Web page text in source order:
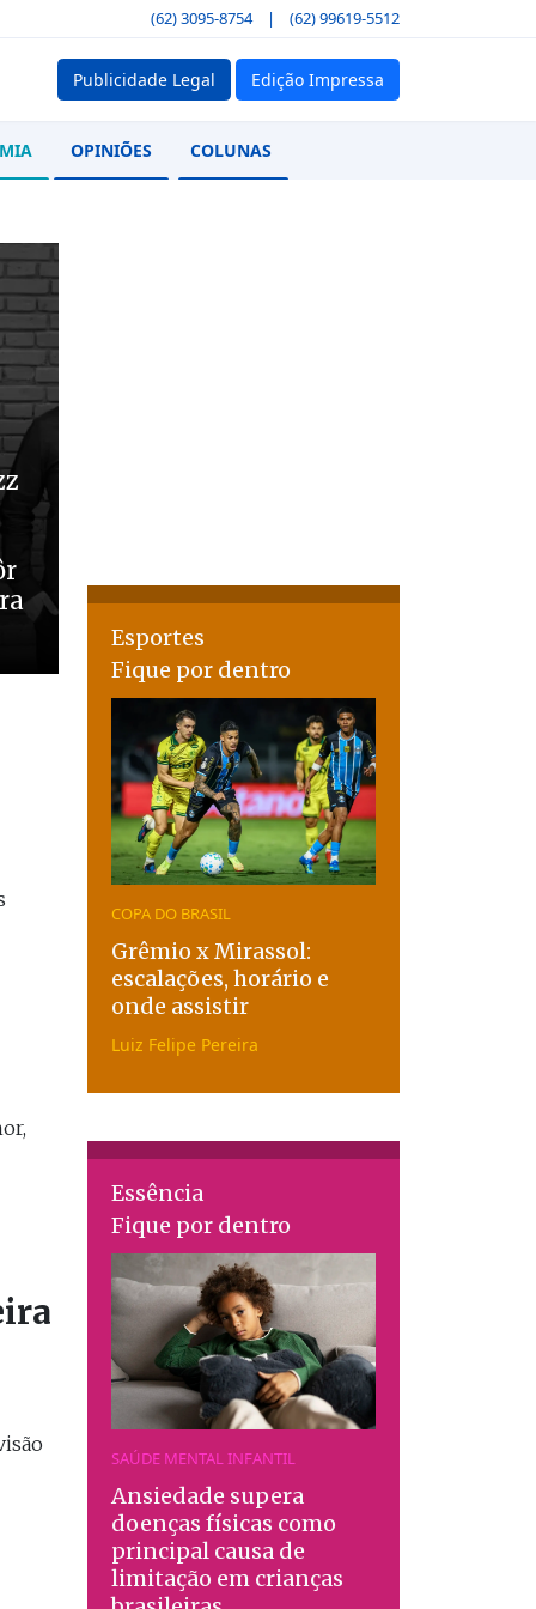
(62) 3095-8754 | (62) 99619-5512
Publicidade Legal Edição Impressa
OPINIÕES COLUNAS
Esportes
Fique por dentro
COPA DO BRASIL
Grêmio x Mirassol:
escalações, horário e
onde assistir
Luiz Felipe Pereira
Essência
Fique por dentro
SAÚDE MENTAL INFANTIL
Ansiedade supera
doenças físicas como
principal causa de
limitação em crianças